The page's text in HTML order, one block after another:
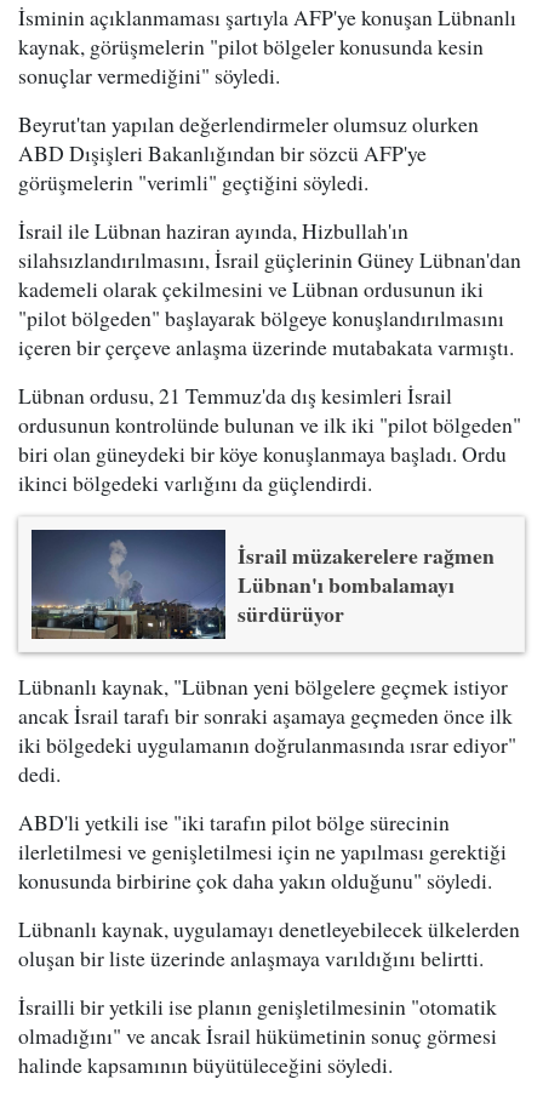
İsminin açıklanmaması şartıyla AFP'ye konuşan Lübnanlı
kaynak, görüşmelerin "pilot bölgeler konusunda kesin
sonuçlar vermediğini" söyledi.
Beyrut'tan yapılan değerlendirmeler olumsuz olurken
ABD Dışişleri Bakanlığından bir sözcü AFP'ye
görüşmelerin "verimli" geçtiğini söyledi.
İsrail ile Lübnan haziran ayında, Hizbullah'ın
silahsızlandırılmasını, İsrail güçlerinin Güney Lübnan'dan
kademeli olarak çekilmesini ve Lübnan ordusunun iki
"pilot bölgeden" başlayarak bölgeye konuşlandırılmasını
içeren bir çerçeve anlaşma üzerinde mutabakata varmıştı.
Lübnan ordusu, 21 Temmuz'da dış kesimleri İsrail
ordusunun kontrolünde bulunan ve ilk iki "pilot bölgeden"
biri olan güneydeki bir köye konuşlanmaya başladı. Ordu
ikinci bölgedeki varlığını da güçlendirdi.
İsrail müzakerelere rağmen
Lübnan'ı bombalamayı
sürdürüyor
Lübnanlı kaynak, "Lübnan yeni bölgelere geçmek istiyor
ancak İsrail tarafı bir sonraki aşamaya geçmeden önce ilk
iki bölgedeki uygulamanın doğrulanmasında ısrar ediyor"
dedi.
ABD'li yetkili ise "iki tarafın pilot bölge sürecinin
ilerletilmesi ve genişletilmesi için ne yapılması gerektiği
konusunda birbirine çok daha yakın olduğunu" söyledi.
Lübnanlı kaynak, uygulamayı denetleyebilecek ülkelerden
oluşan bir liste üzerinde anlaşmaya varıldığını belirtti.
İsrailli bir yetkili ise planın genişletilmesinin "otomatik
olmadığını" ve ancak İsrail hükümetinin sonuç görmesi
halinde kapsamının büyütüleceğini söyledi.